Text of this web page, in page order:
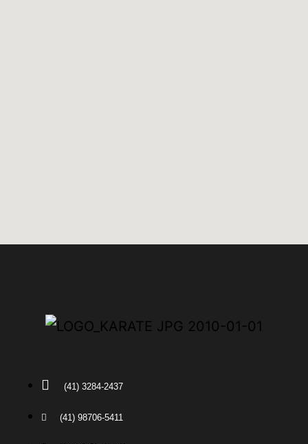
(41) 3284-2437
(41) 98706-5411